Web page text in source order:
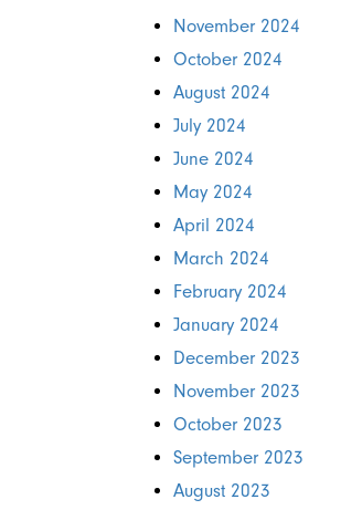
November 2024
October 2024
August 2024
July 2024
June 2024
May 2024
April 2024
March 2024
February 2024
January 2024
December 2023
November 2023
October 2023
September 2023
August 2023